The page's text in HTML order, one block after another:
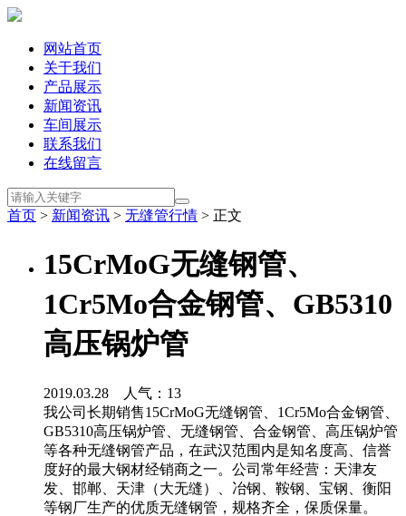
网站首页
关于我们
产品展示
新闻资讯
车间展示
联系我们
在线留言
首页 > 新闻资讯 > 无缝管行情 > 正文
15CrMoG无缝钢管、
1Cr5Mo合金钢管、GB5310
高压锅炉管
2019.03.28 人气： 13
我公司长期销售15CrMoG无缝钢管、1Cr5Mo合金钢管、
GB5310高压锅炉管、无缝钢管、合金钢管、高压锅炉管
等各种无缝钢管产品，在武汉范围内是知名度高、信誉
度好的最大钢材经销商之一。公司常年经营：天津友
发、邯郸、天津（大无缝）、冶钢、鞍钢、宝钢、衡阳
等钢厂生产的优质无缝钢管，规格齐全，保质保量。